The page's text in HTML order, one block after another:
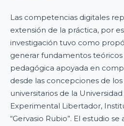
Las competencias digitales
extensión de la práctica, por
investigación tuvo como
generar fundamentos
pedagógica apoyada en
desde las concepciones de
universitarios de la
Experimental Libertador,
“Gervasio Rubio”. El estudio